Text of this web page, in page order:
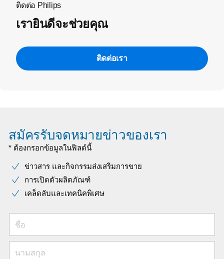
ติดต่อ Philips
เรายินดีจะช่วยคุณ
ติดต่อเรา
สมัครรับจดหมายข่าวของเรา
* ต้องกรอกข้อมูลในฟิลด์นี้
ข่าวสาร และกิจกรรมส่งเสริมการขาย
การเปิดตัวผลิตภัณฑ์
เคล็ดลับและเทคนิคพิเศษ
ชื่อ
นามสกุล